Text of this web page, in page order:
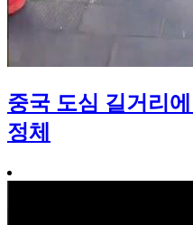
중국 도심 길거리
정체